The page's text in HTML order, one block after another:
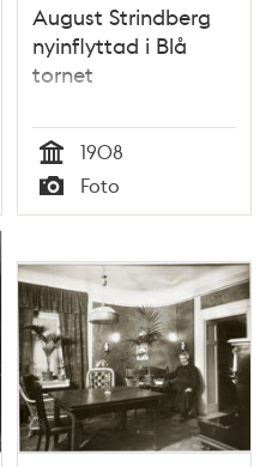
August Strindberg
nyinflyttad i Blå
tornet
Tid
1908
Typ
Foto